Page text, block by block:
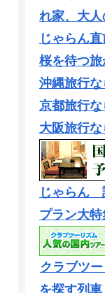
れ家、大人
じゃらん
桜を待つ
沖縄旅行
京都旅行
大阪旅行
じゃらん
プラン大特
クラブツ
を探す列